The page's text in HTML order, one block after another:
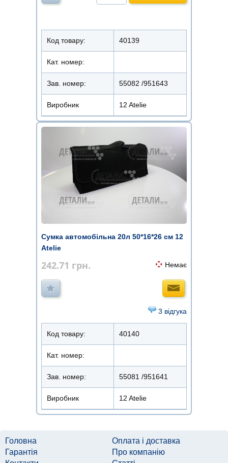
Код товару: 40139
Кат. номер:
Зав. номер: 55082 /951643
Виробник 12 Atelie
Сумка автомобільна 20л 50*16*26 см 12
Atelie
242.71 грн. Немає
3 відгука
Код товару: 40140
Кат. номер:
Зав. номер: 55081 /951641
Виробник 12 Atelie
Головна
Оплата і доставка
Гарантія
Про компанію